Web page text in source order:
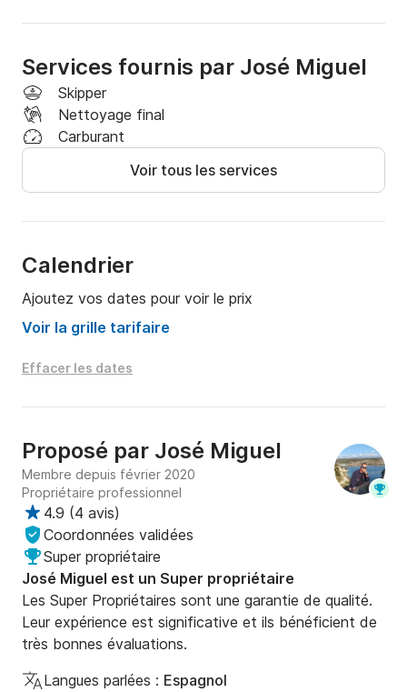
Services fournis par José Miguel
Skipper
Nettoyage final
Carburant
Voir tous les services
Calendrier
Ajoutez vos dates pour voir le prix
Voir la grille tarifaire
Effacer les dates
Proposé par José Miguel
Membre depuis février 2020
Propriétaire professionnel
4.9 (4 avis)
Coordonnées validées
Super propriétaire
José Miguel est un Super propriétaire
Les Super Propriétaires sont une garantie de qualité.
Leur expérience est significative et ils bénéficient de
très bonnes évaluations.
Langues parlées : Espagnol